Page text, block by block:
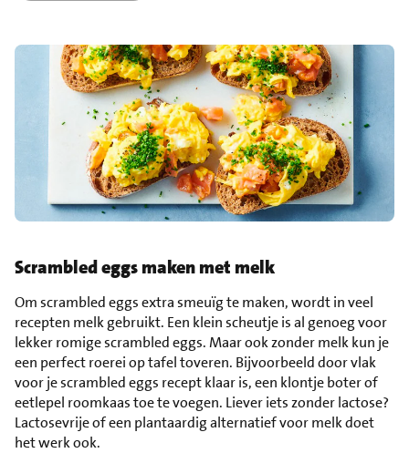
Scrambled eggs maken met melk
Om scrambled eggs extra smeuïg te maken, wordt in veel
recepten melk gebruikt. Een klein scheutje is al genoeg voor
lekker romige scrambled eggs. Maar ook zonder melk kun je
een perfect roerei op tafel toveren. Bijvoorbeeld door vlak
voor je scrambled eggs recept klaar is, een klontje boter of
eetlepel roomkaas toe te voegen. Liever iets zonder lactose?
Lactosevrije of een plantaardig alternatief voor melk doet
het werk ook.